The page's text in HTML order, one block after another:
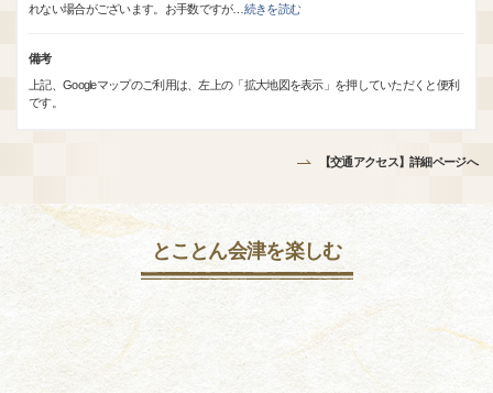
れない場合がございます。お手数ですが… 続きを読む
備考
上記、Googleマップのご利用は、左上の「拡大地図を表示」を押していただくと便利
です。
【交通アクセス】詳細ページへ
とことん会津を楽しむ